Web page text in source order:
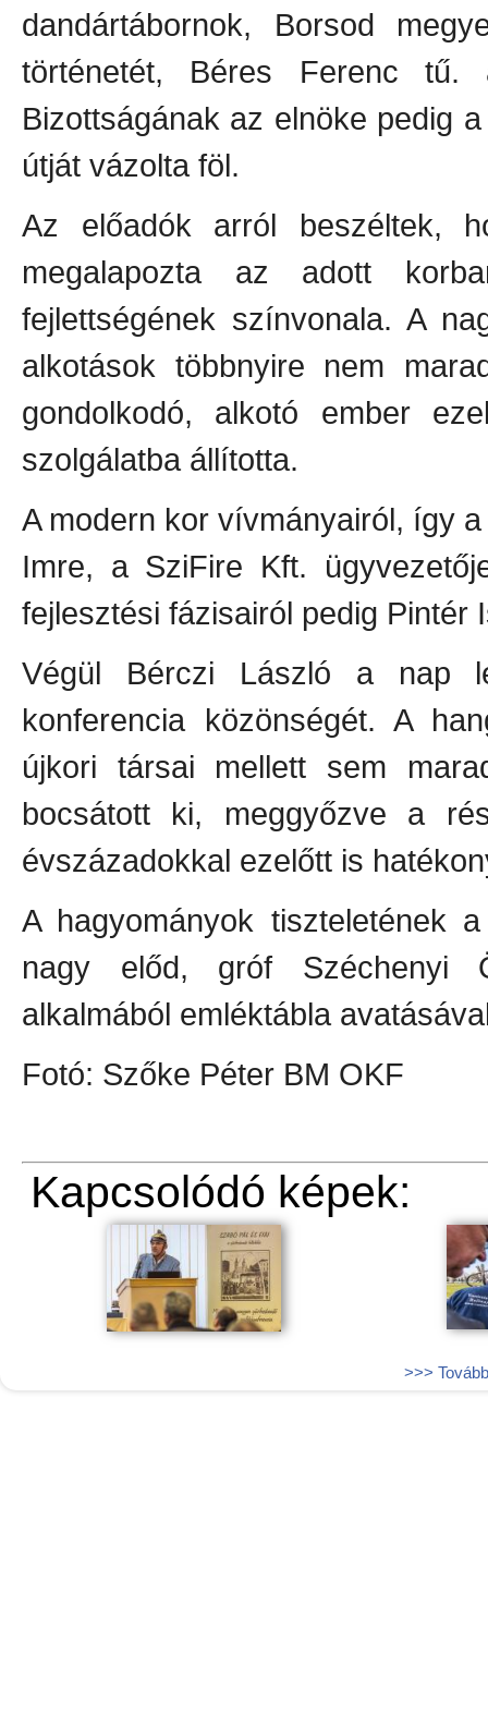
dandártábornok, Borsod
történetét, Béres Ferenc tű.
Bizottságának az elnöke pedig
útját vázolta föl.
Az előadók arról beszéltek,
megalapozta az adott
fejlettségének színvonala. A
alkotások többnyire nem
gondolkodó, alkotó ember
szolgálatba állította.
A modern kor vívmányairól, így
Imre, a SziFire Kft.
fejlesztési fázisairól pedig Pintér
Végül Bérczi László a nap
konferencia közönségét. A
újkori társai mellett sem
bocsátott ki, meggyőzve a
évszázadokkal ezelőtt is
A hagyományok tiszteletének
nagy előd, gróf Széchenyi
alkalmából emléktábla
Fotó: Szőke Péter BM OKF
Kapcsolódó képek:
>>>